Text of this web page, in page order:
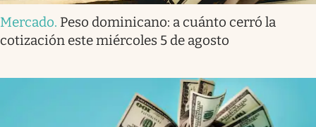
Mercado. Peso dominicano: a cuánto cerró la
cotización este miércoles 5 de agosto